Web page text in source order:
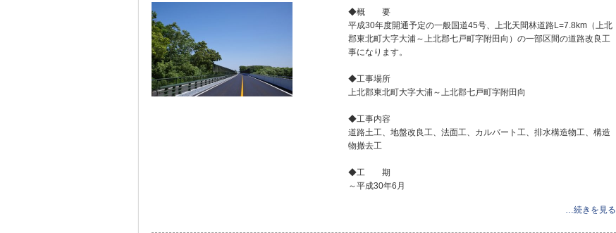
◆概 要
平成30年度開通予定の一般国道45号、上北天間林道路L=7.8km（上北
郡東北町大字大浦～上北郡七戸町字附田向）の一部区間の道路改良工
事になります。
◆工事場所
上北郡東北町大字大浦～上北郡七戸町字附田向
◆工事内容
道路土工、地盤改良工、法面工、カルバート工、排水構造物工、構造
物撤去工
◆工 期
～平成30年6月
…続きを見る